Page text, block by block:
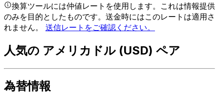
換算ツールには仲値レートを使用します。これは情報提供
のみを目的としたものです。送金時にはこのレートは適用さ
れません。 送信レートをご確認ください。
人気の アメリカドル (USD) ペア
為替情報